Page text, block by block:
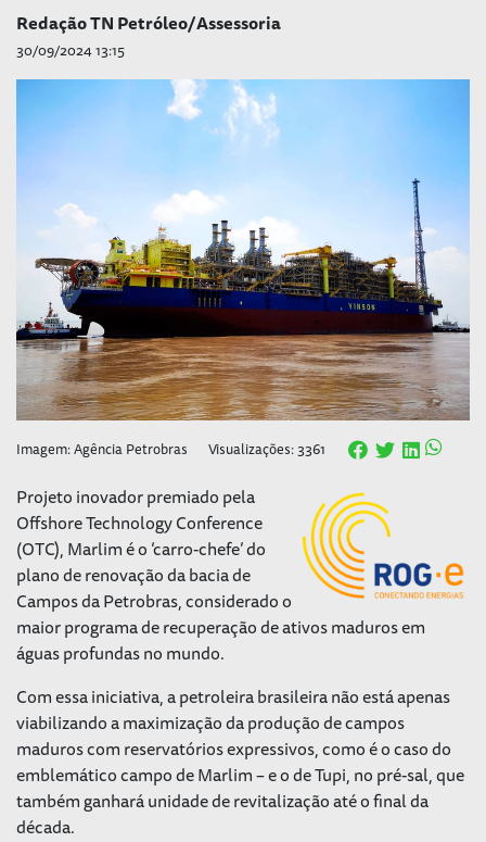
Redação TN Petróleo/Assessoria
30/09/2024 13:15
Imagem: Agência Petrobras Visualizações: 3361
Projeto inovador premiado pela
Offshore Technology Conference
(OTC), Marlim é o ‘carro-chefe’ do
plano de renovação da bacia de
Campos da Petrobras, considerado o
maior programa de recuperação de ativos maduros em
águas profundas no mundo.
Com essa iniciativa, a petroleira brasileira não está apenas
viabilizando a maximização da produção de campos
maduros com reservatórios expressivos, como é o caso do
emblemático campo de Marlim – e o de Tupi, no pré-sal, que
também ganhará unidade de revitalização até o final da
década.